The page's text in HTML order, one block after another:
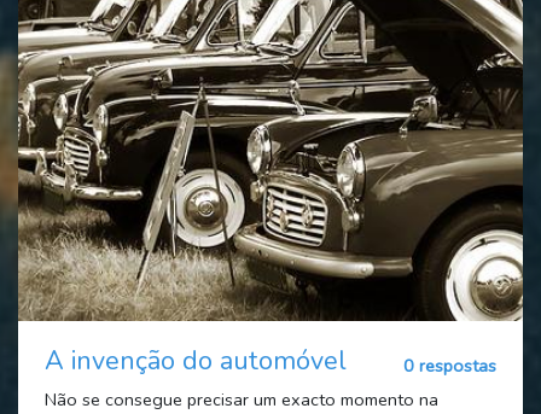
A invenção do automóvel
0 respostas
Não se consegue precisar um exacto momento na